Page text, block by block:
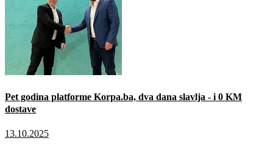
Pet godina platforme Korpa.ba, dva dana slavlja - i 0 KM
dostave
13.10.2025